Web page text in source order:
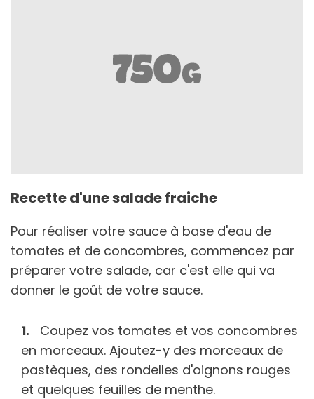
Recette d'une salade fraiche
Pour réaliser votre sauce à base d'eau de
tomates et de concombres, commencez par
préparer votre salade, car c'est elle qui va
donner le goût de votre sauce.
Coupez vos tomates et vos concombres
en morceaux. Ajoutez-y des morceaux de
pastèques, des rondelles d'oignons rouges
et quelques feuilles de menthe.